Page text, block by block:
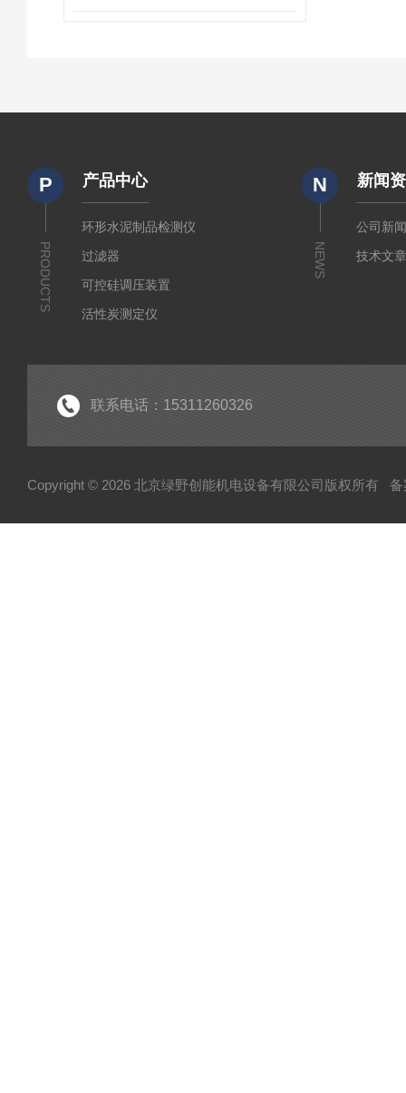
P
PRODUCTS
产品中心
环形水泥制品检测仪
过滤器
可控硅调压装置
活性炭测定仪
N
NEWS
新闻
公司新
技术文
联系电话：15311260326
Copyright © 2026 北京绿野创能机电设备有限公司版权所有 备